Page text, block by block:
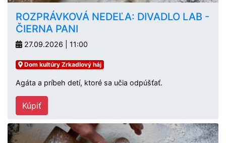
ROZPRÁVKOVÁ NEDEĽA: DIVADLO LAB -
ČIERNA PANI
27.09.2026 | 11:00
Dom kultúry Zrkadlový háj
Agáta a príbeh detí, ktoré sa učia odpúšťať.
Kúpiť